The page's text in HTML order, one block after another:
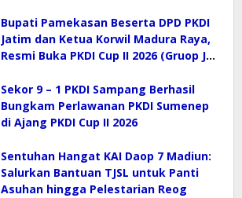
Bupati Pamekasan Beserta DPD PKDI
Jatim dan Ketua Korwil Madura Raya,
Resmi Buka PKDI Cup II 2026 (Gruop J)
Sekor 9 – 1 PKDI Sampang Berhasil
Bungkam Perlawanan PKDI Sumenep
di Ajang PKDI Cup II 2026
Sentuhan Hangat KAI Daop 7 Madiun:
Salurkan Bantuan TJSL untuk Panti
Asuhan hingga Pelestarian Reog